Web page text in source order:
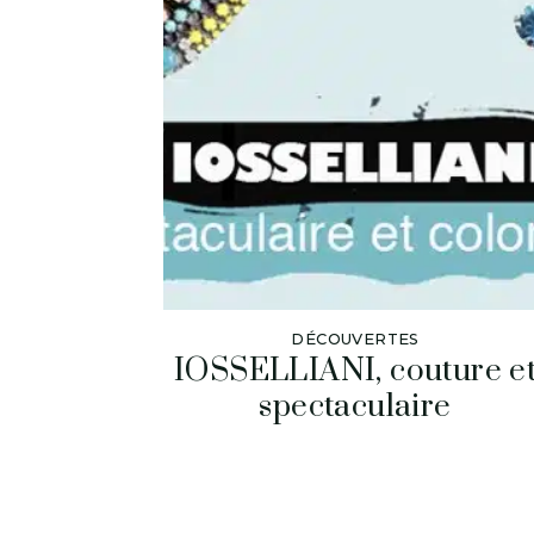
DÉCOUVERTES
IOSSELLIANI, couture
spectaculaire